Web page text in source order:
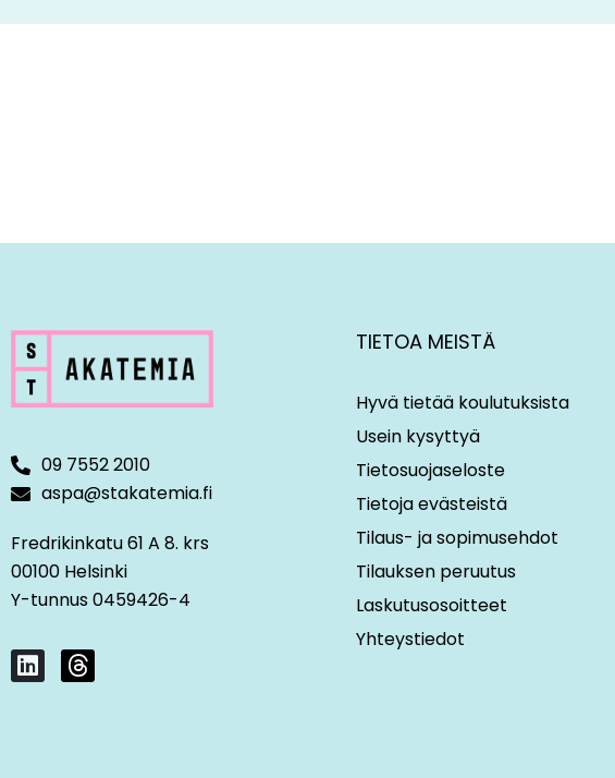
09 7552 2010
aspa@stakatemia.fi
Fredrikinkatu 61 A 8. krs
00100 Helsinki
Y-tunnus 0459426-4
L
i
T
h
TIETOA MEISTÄ
Hyvä tietää koulutuksista
Usein kysyttyä
Tietosuojaseloste
Tietoja evästeistä
Tilaus- ja sopimusehdot
Tilauksen peruutus
Laskutusosoitteet
Yhteystiedot